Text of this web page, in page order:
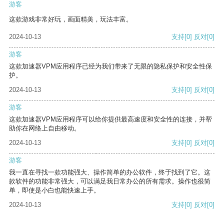
游客
这款游戏非常好玩，画面精美，玩法丰富。
2024-10-13 支持[0] 反对[0]
游客
这款加速器VPM应用程序已经为我们带来了无限的隐私保护和安全性保
护。
2024-10-13
支持[0] 反对[0]
游客
这款加速器VPM应用程序可以给你提供最高速度和安全性的连接，并帮
助你在网络上自由移动。
2024-10-13
支持[0] 反对[0]
游客
我一直在寻找一款功能强大、操作简单的办公软件，终于找到了它。这
款软件的功能非常强大，可以满足我日常办公的所有需求。操作也很简
单，即使是小白也能快速上手。
2024-10-13
支持[0] 反对[0]